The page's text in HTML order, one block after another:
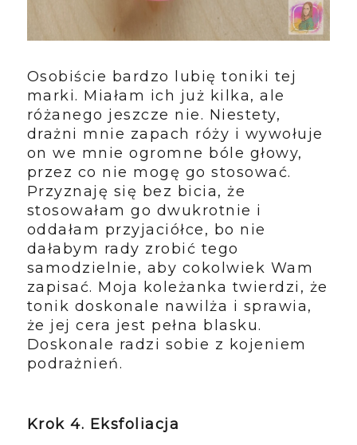
Osobiście bardzo lubię toniki tej
marki. Miałam ich już kilka, ale
różanego jeszcze nie. Niestety,
drażni mnie zapach róży i wywołuje
on we mnie ogromne bóle głowy,
przez co nie mogę go stosować.
Przyznaję się bez bicia, że
stosowałam go dwukrotnie i
oddałam przyjaciółce, bo nie
dałabym rady zrobić tego
samodzielnie, aby cokolwiek Wam
zapisać. Moja koleżanka twierdzi, że
tonik doskonale nawilża i sprawia,
że jej cera jest pełna blasku.
Doskonale radzi sobie z kojeniem
podrażnień.
Krok 4. Eksfoliacja